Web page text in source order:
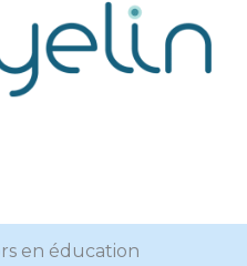
en éducation